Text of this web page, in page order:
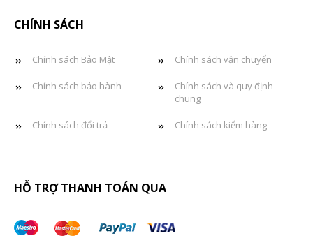
CHÍNH SÁCH
Chính sách Bảo Mật Chính sách vận chuyển
Chính sách bảo hành
Chính sách và quy định
chung
Chính sách đổi trả Chính sách kiểm hàng
HỖ TRỢ THANH TOÁN QUA